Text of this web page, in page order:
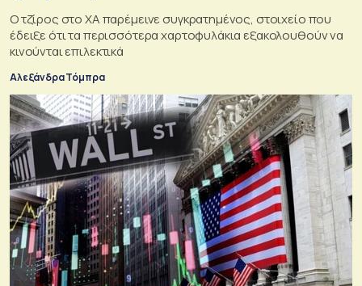
Ο τζίρος στο ΧΑ παρέμεινε συγκρατημένος, στοιχείο που
έδειξε ότι τα περισσότερα χαρτοφυλάκια εξακολουθούν να
κινούνται επιλεκτικά
Αλεξάνδρα Τόμπρα